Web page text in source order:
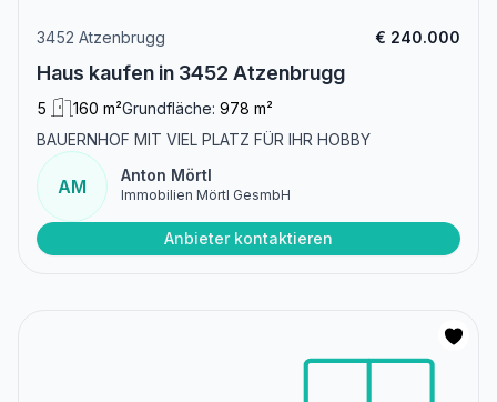
3452 Atzenbrugg € 240.000
Haus kaufen in 3452 Atzenbrugg
5 160 m²Grundfläche: 978 m²
BAUERNHOF MIT VIEL PLATZ FÜR IHR HOBBY
AM
Anton Mörtl
Immobilien Mörtl GesmbH
Anbieter kontaktieren